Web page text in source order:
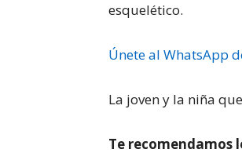
esquelético.
Únete al WhatsApp
La joven y la niña
Te recomendamos